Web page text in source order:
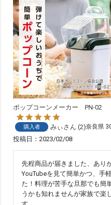
ポップコーンメーカー PN-02
購入者 みぃ 2 奈良県
投稿日 2023/02/08
先程商品が届きました、あり
YouTubeを見て簡単かつ、手
た！料理が苦手な旦那でも簡
うかも知れませんが家族で楽